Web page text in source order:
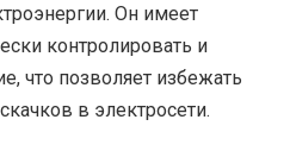
Он имеет
контролировать и
что позволяет избежать
в электросети.